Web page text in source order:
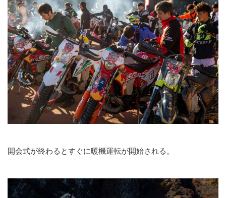
開会式が終わるとすぐに暖機運転が開始される。